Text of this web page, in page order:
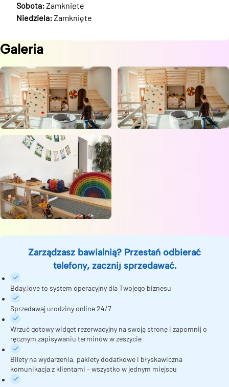
Sobota:Zamknięte
Niedziela:Zamknięte
Galeria
Zarządzasz bawialnią? Przestań odbierać
telefony, zacznij sprzedawać.
Bday.love to system operacyjny dla Twojego biznesu
Sprzedawaj urodziny online 24/7
Wrzuć gotowy widget rezerwacyjny na swoją stronę i zapomnij o
ręcznym zapisywaniu terminów w zeszycie
Bilety na wydarzenia, pakiety dodatkowe i błyskawiczna
komunikacja z klientami – wszystko w jednym miejscu